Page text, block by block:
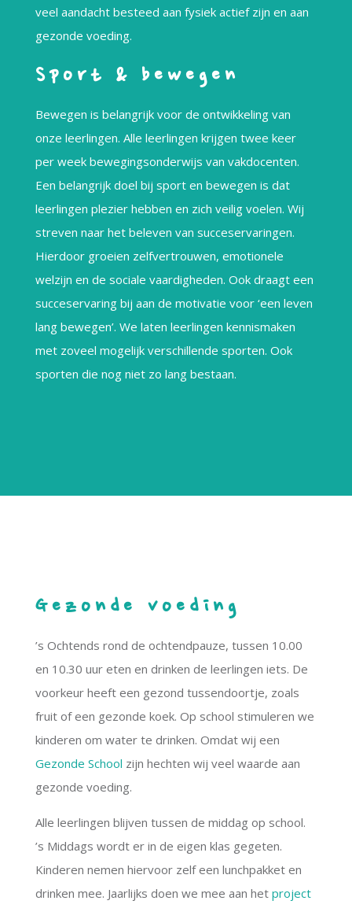
veel aandacht besteed aan fysiek actief zijn en aan
gezonde voeding.
Sport & bewegen
Bewegen is belangrijk voor de ontwikkeling van
onze leerlingen. Alle leerlingen krijgen twee keer
per week bewegingsonderwijs van vakdocenten.
Een belangrijk doel bij sport en bewegen is dat
leerlingen plezier hebben en zich veilig voelen. Wij
streven naar het beleven van succeservaringen.
Hierdoor groeien zelfvertrouwen, emotionele
welzijn en de sociale vaardigheden. Ook draagt een
succeservaring bij aan de motivatie voor ‘een leven
lang bewegen’. We laten leerlingen kennismaken
met zoveel mogelijk verschillende sporten. Ook
sporten die nog niet zo lang bestaan.
Gezonde voeding
’s Ochtends rond de ochtendpauze, tussen 10.00
en 10.30 uur eten en drinken de leerlingen iets. De
voorkeur heeft een gezond tussendoortje, zoals
fruit of een gezonde koek. Op school stimuleren we
kinderen om water te drinken. Omdat wij een
Gezonde School zijn hechten wij veel waarde aan
gezonde voeding.
Alle leerlingen blijven tussen de middag op school.
’s Middags wordt er in de eigen klas gegeten.
Kinderen nemen hiervoor zelf een lunchpakket en
drinken mee. Jaarlijks doen we mee aan het project